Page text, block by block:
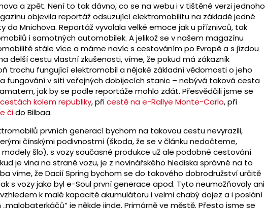
a zpět. Není to tak dávno, co se na webu i v tištěné verzi jednoho
objevila reportáž odsuzující elektromobilitu na základě jedné
do Mnichova. Reportáž vyvolala velké emoce jak u příznivců, tak
i samotných automobilek. A jelikož se v našem magazínu
stále více a máme navíc s cestováním po Evropě a s jízdou
delší cestu vlastní zkušenosti, víme, že pokud má zákazník
trochu fungující elektromobil a nějaké základní vědomosti o jeho
fungování v síti veřejných dobíjecích stanic – nebývá taková cesta
jak by se podle reportáže mohlo zdát. Přesvědčili jsme se
kolem republiky, přicestě na e-Rallye Monte-Carlo, při
čido Bilbaa.
prvních generací bychom na takovou cestu nevyrazili,
čínskými podivnostmi (škoda, že se v článku nedočteme,
šlo), s vozy současné produkce už ale podobné cestování
je vina na straně vozu, je z novinářského hlediska správné na to
víme, že Dacií Spring bychom se do takového dobrodružství určitě
s vozy jako byl e-Soul první generace apod. Tyto neumožňovaly ani
k malé kapacitě akumulátoru i velmi chabý dojez a i poslání
je někde jinde. Primárně ve městě. Přesto jsme se